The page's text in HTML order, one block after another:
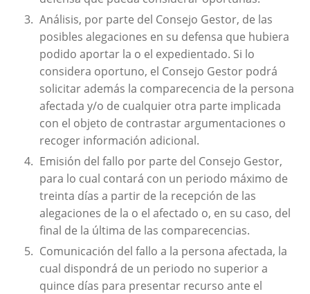
Análisis, por parte del Consejo Gestor, de las
posibles alegaciones en su defensa que hubiera
podido aportar la o el expedientado. Si lo
considera oportuno, el Consejo Gestor podrá
solicitar además la comparecencia de la persona
afectada y/o de cualquier otra parte implicada
con el objeto de contrastar argumentaciones o
recoger información adicional.
Emisión del fallo por parte del Consejo Gestor,
para lo cual contará con un periodo máximo de
treinta días a partir de la recepción de las
alegaciones de la o el afectado o, en su caso, del
final de la última de las comparecencias.
Comunicación del fallo a la persona afectada, la
cual dispondrá de un periodo no superior a
quince días para presentar recurso ante el